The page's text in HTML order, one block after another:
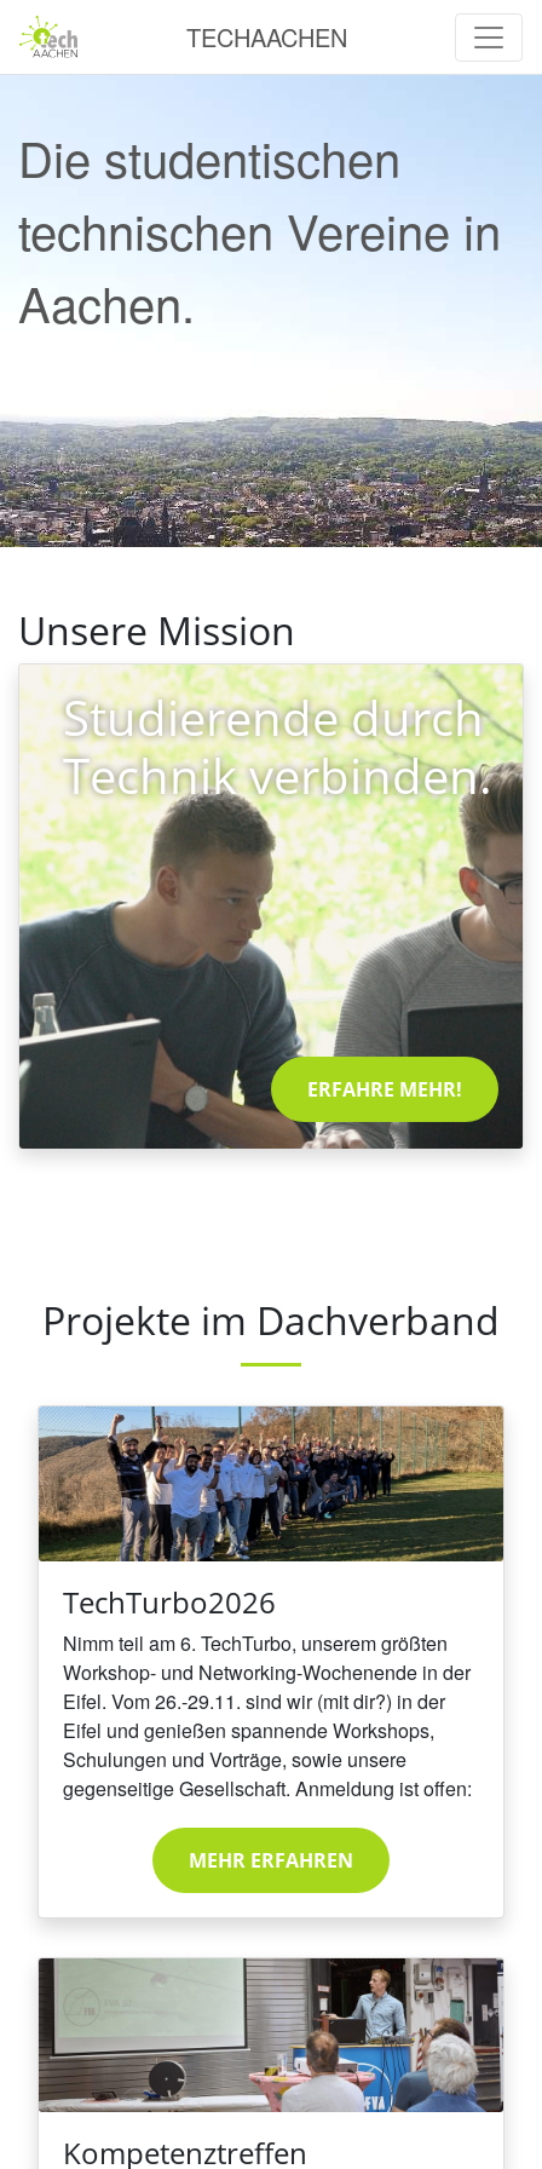
TECHAACHEN
Die studentischen
technischen Vereine in
Aachen.
Unsere Mission
Studierende durch
Technik verbinden.
ERFAHRE MEHR!
Projekte im Dachverband
TechTurbo2026
Nimm teil am 6. TechTurbo, unserem größten
Workshop- und Networking-Wochenende in der
Eifel. Vom 26.-29.11. sind wir (mit dir?) in der
Eifel und genießen spannende Workshops,
Schulungen und Vorträge, sowie unsere
gegenseitige Gesellschaft. Anmeldung ist offen:
MEHR ERFAHREN
Kompetenztreffen